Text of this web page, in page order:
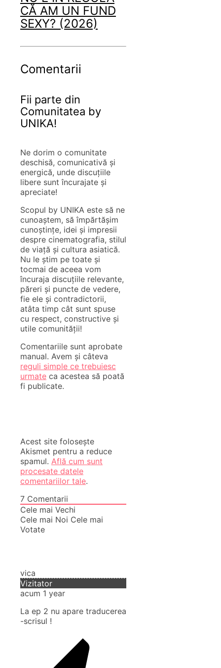
CĂ AM UN FUND
SEXY? (2026)
Comentarii
Fii parte din
Comunitatea by
UNIKA!
Ne dorim o comunitate
deschisă, comunicativă și
energică, unde discuțiile
libere sunt încurajate și
apreciate!
Scopul by UNIKA este să ne
cunoaștem, să împărtășim
cunoștințe, idei și impresii
despre cinematografia, stilul
de viață și cultura asiatică.
Nu le știm pe toate și
tocmai de aceea vom
încuraja discuțiile relevante,
păreri și puncte de vedere,
fie ele și contradictorii,
atâta timp cât sunt spuse
cu respect, constructive și
utile comunității!
Comentariile sunt aprobate
manual. Avem și câteva
reguli simple ce trebuiesc
urmate ca acestea să poată
fi publicate.
Acest site folosește
Akismet pentru a reduce
spamul. Află cum sunt
procesate datele
comentariilor tale.
7 Comentarii
Cele mai Vechi
Cele mai Noi Cele mai
Votate
vica
Vizitator
acum 1 year
La ep 2 nu apare traducerea
-scrisul !